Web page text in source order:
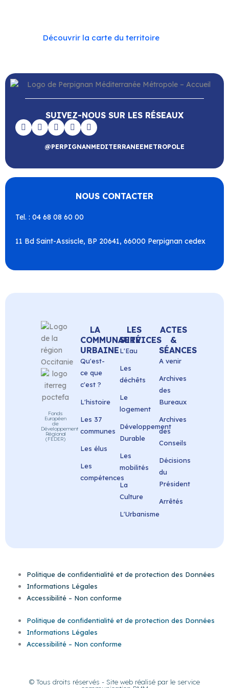
Découvrir la carte du territoire
SUIVEZ-NOUS SUR LES RÉSEAUX
@PERPIGNANMEDITERRANEEMETROPOLE
NOUS CONTACTER
Tel. : 04 68 08 60 00
11 Bd Saint-Assiscle, BP 20641, 66000 Perpignan cedex
Fonds
Européen
de
Développement
Régional
(FEDER)
LA
COMMUNAUTÉ
URBAINE
Qu'est-
ce que
c'est ?
L'histoire
Les 37
communes
Les élus
Les
compétences
LES
SERVICES
L'Eau
Les
déchêts
Le
logement
Développement
Durable
Les
mobilités
La
Culture
L'Urbanisme
ACTES
&
SÉANCES
A venir
Archives
des
Bureaux
Archives
des
Conseils
Décisions
du
Président
Arrêtés
Politique de confidentialité et de protection des Données
Informations Légales
Accessibilité – Non conforme
Politique de confidentialité et de protection des Données
Informations Légales
Accessibilité – Non conforme
© Tous droits réservés - Site web réalisé par le service